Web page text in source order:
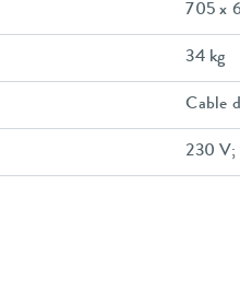
705 x
34 kg
Cable
230 V;